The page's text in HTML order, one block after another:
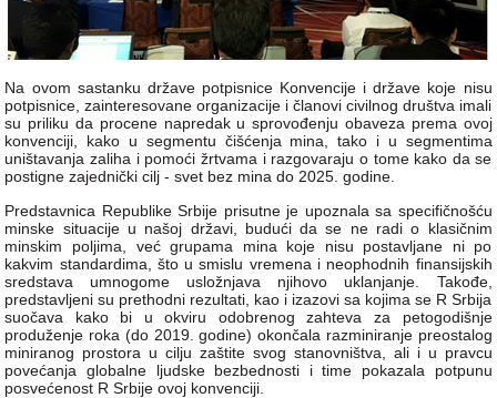
Na ovom sastanku države potpisnice Konvencije i države koje nisu
potpisnice, zainteresovane organizacije i članovi civilnog društva imali
su priliku da procene napredak u sprovođenju obaveza prema ovoj
konvenciji, kako u segmentu čišćenja mina, tako i u segmentima
uništavanja zaliha i pomoći žrtvama i razgovaraju o tome kako da se
postigne zajednički cilj - svet bez mina do 2025. godine.
Predstavnica Republike Srbije prisutne je upoznala sa specifičnošću
minske situacije u našoj državi, budući da se ne radi o klasičnim
minskim poljima, već grupama mina koje nisu postavljane ni po
kakvim standardima, što u smislu vremena i neophodnih finansijskih
sredstava umnogome usložnjava njihovo uklanjanje. Takođe,
predstavljeni su prethodni rezultati, kao i izazovi sa kojima se R Srbija
suočava kako bi u okviru odobrenog zahteva za petogodišnje
produženje roka (do 2019. godine) okončala razminiranje preostalog
miniranog prostora u cilju zaštite svog stanovništva, ali i u pravcu
povećanja globalne ljudske bezbednosti i time pokazala potpunu
posvećenost R Srbije ovoj konvenciji.